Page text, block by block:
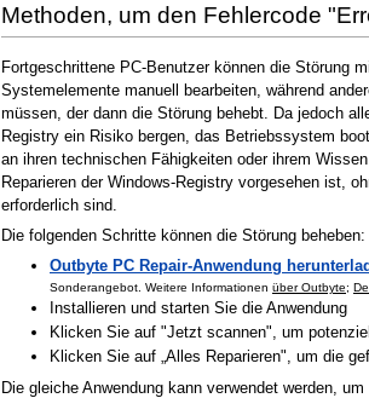
Methoden, um den Fehlercode
Fortgeschrittene PC-Benutzer können die Störung
Systemelemente manuell bearbeiten, während
müssen, der dann die Störung behebt. Da jedoch
Registry ein Risiko bergen, das Betriebssystem
an ihren technischen Fähigkeiten oder ihrem
Reparieren der Windows-Registry vorgesehen ist,
erforderlich sind.
Die folgenden Schritte können die Störung beheben:
Outbyte PC Repair-Anwendung
Sonderangebot. Weitere Informationen über Outbyte;
Installieren und starten Sie die Anwendung
Klicken Sie auf "Jetzt scannen", um
Klicken Sie auf „Alles Reparieren", um die
Die gleiche Anwendung kann verwendet werden,